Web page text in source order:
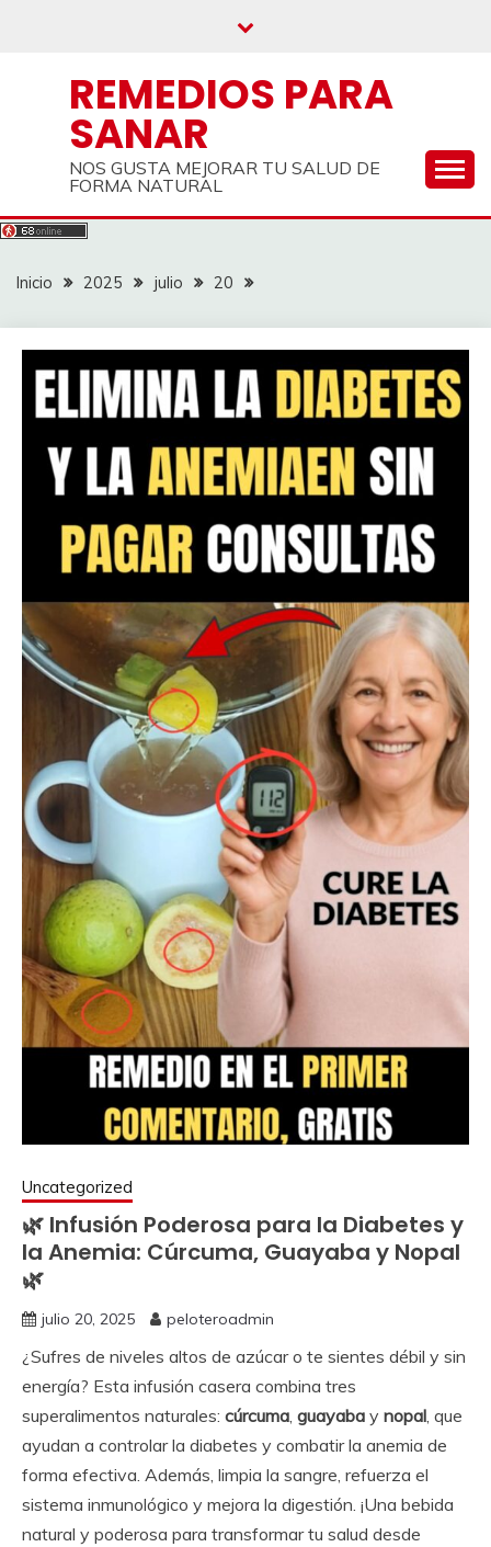
REMEDIOS PARA
SANAR
NOS GUSTA MEJORAR TU SALUD DE
FORMA NATURAL
Inicio 2025 julio 20
Uncategorized
🌿 Infusión Poderosa para la Diabetes y
la Anemia: Cúrcuma, Guayaba y Nopal
🌿
julio 20, 2025 peloteroadmin
¿Sufres de niveles altos de azúcar o te sientes débil y sin
energía? Esta infusión casera combina tres
superalimentos naturales: cúrcuma, guayaba y nopal, que
ayudan a controlar la diabetes y combatir la anemia de
forma efectiva. Además, limpia la sangre, refuerza el
sistema inmunológico y mejora la digestión. ¡Una bebida
natural y poderosa para transformar tu salud desde